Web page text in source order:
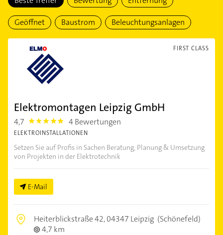
Geöffnet Baustrom Beleuchtungsanlagen
FIRST CLASS
Elektromontagen Leipzig GmbH
4,7 4.7000003 4 Bewertungen
ELEKTROINSTALLATIONEN
Setzen Sie auf Profis in Sachen Beratung, Planung & Umsetzung
von Projekten in der Elektrotechnik
E-Mail
Heiterblickstraße 42,04347 Leipzig (Schönefeld)
4,7 km